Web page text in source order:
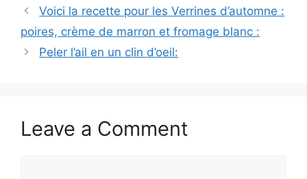
Voici la recette pour les Verrines d’automne :
poires, crème de marron et fromage blanc :
Peler l’ail en un clin d’oeil:
Leave a Comment